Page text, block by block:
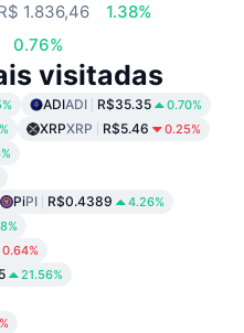
1.836,46
1.38%
0.76%
visitadas
ADIADI R$35.35 0.70%
XRPXRP R$5.46 0.25%
PiPI R$0.4389 4.26%
0.64%
21.56%